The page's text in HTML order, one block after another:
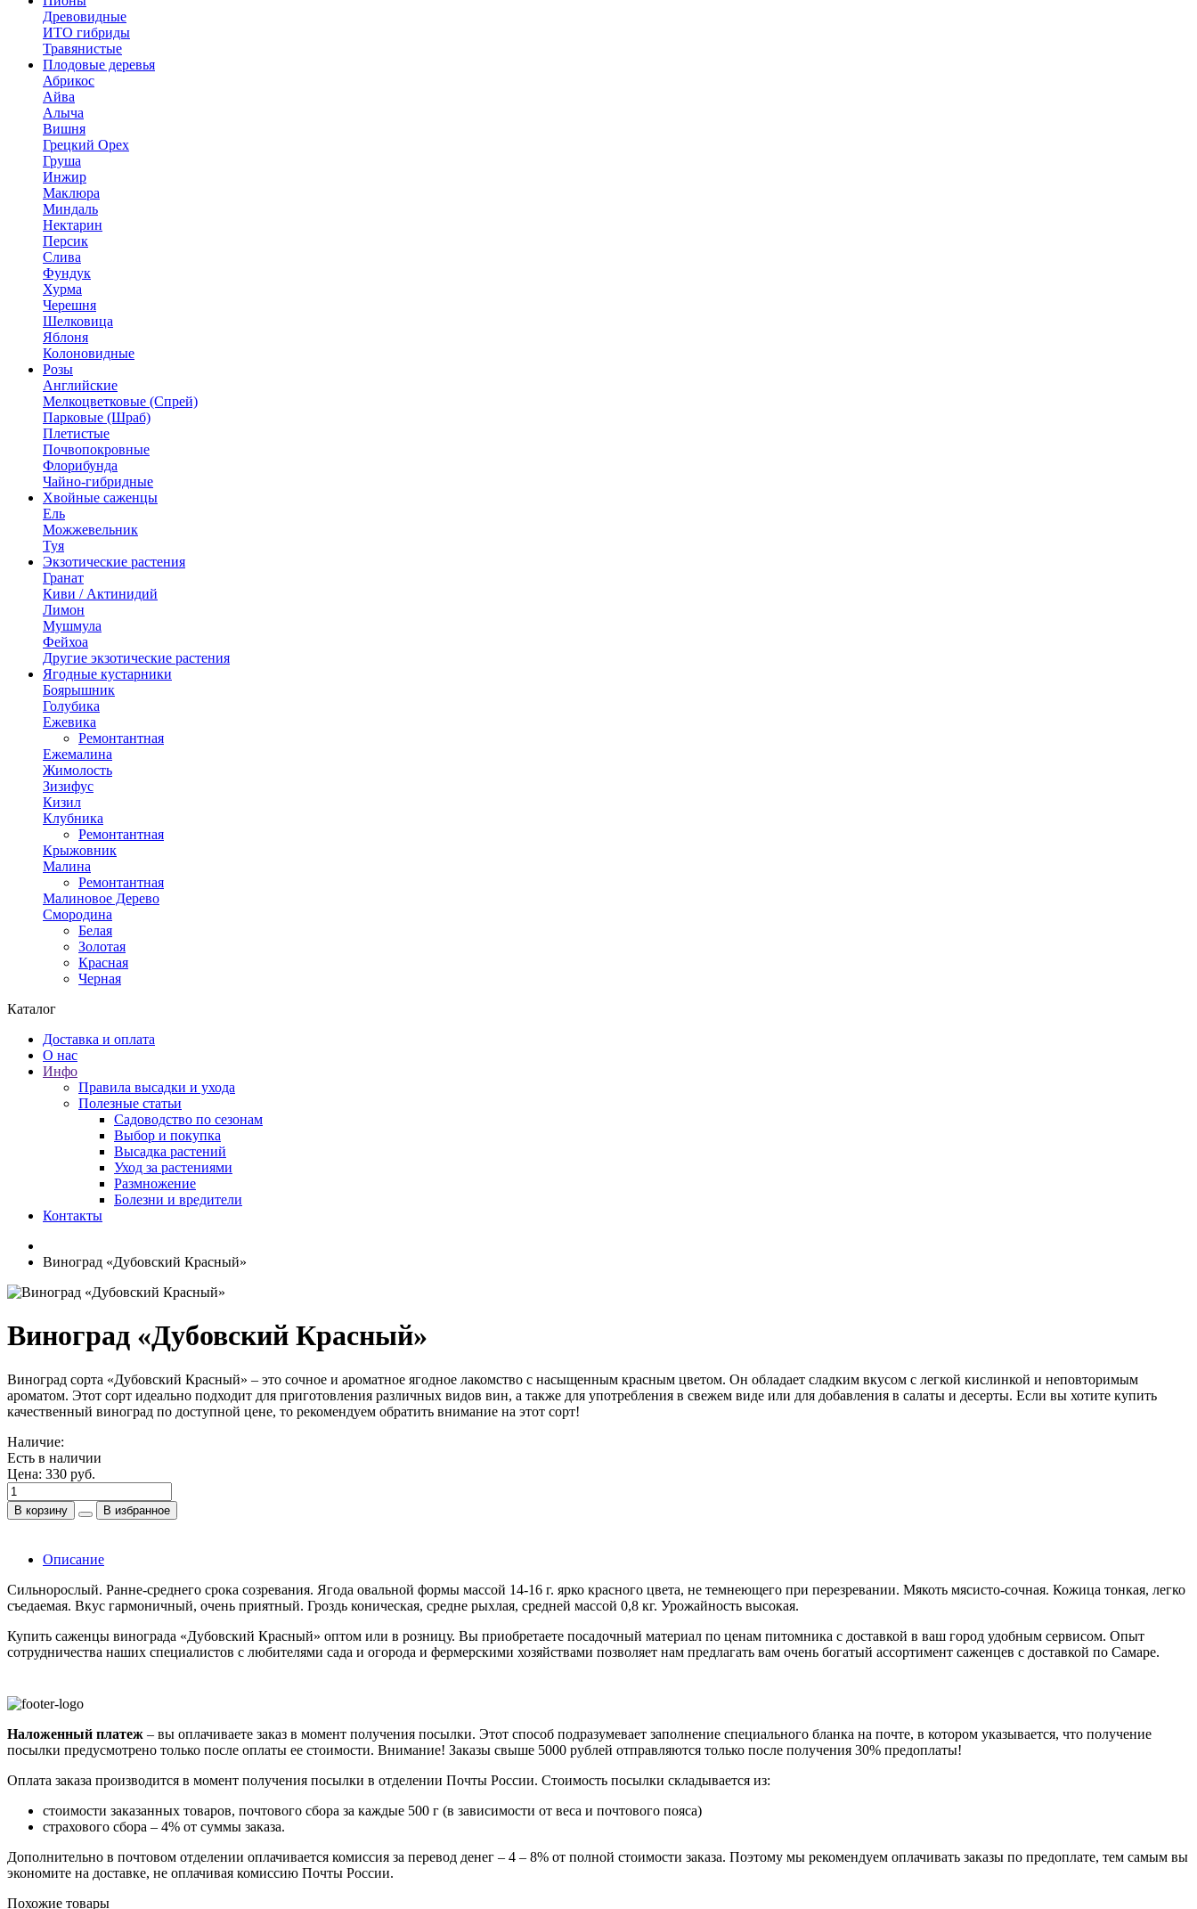
Древовидные
ИТО гибриды
Травянистые
Плодовые деревья
Абрикос
Айва
Алыча
Вишня
Грецкий Орех
Груша
Инжир
Маклюра
Миндаль
Нектарин
Персик
Слива
Фундук
Хурма
Черешня
Шелковица
Яблоня
Колоновидные
Розы
Английские
Мелкоцветковые (Спрей)
Парковые (Шраб)
Плетистые
Почвопокровные
Флорибунда
Чайно-гибридные
Хвойные саженцы
Ель
Можжевельник
Туя
Экзотические растения
Гранат
Киви / Актинидий
Лимон
Мушмула
Фейхоа
Другие экзотические растения
Ягодные кустарники
Боярышник
Голубика
Ежевика
Ремонтантная
Ежемалина
Жимолость
Зизифус
Кизил
Клубника
Ремонтантная
Крыжовник
Малина
Ремонтантная
Малиновое Дерево
Смородина
Белая
Золотая
Красная
Черная
Каталог
Доставка и оплата
О нас
Инфо
Правила высадки и ухода
Полезные статьи
Садоводство по сезонам
Выбор и покупка
Высадка растений
Уход за растениями
Размножение
Болезни и вредители
Контакты
Виноград «Дубовский Красный»
Виноград «Дубовский Красный»
Виноград сорта «Дубовский Красный» – это сочное и ароматное ягодное лакомство с насыщенным красным цветом. Он обладает сладким вкусом с легкой кислинкой и неповторимым
ароматом. Этот сорт идеально подходит для приготовления различных видов вин, а также для употребления в свежем виде или для добавления в салаты и десерты. Если вы хотите купить
качественный виноград по доступной цене, то рекомендуем обратить внимание на этот сорт!
Наличие:
Есть в наличии
Цена: 330 руб.
В корзину В избранное
Описание
Сильнорослый. Ранне-среднего срока созревания. Ягода овальной формы массой 14-16 г. ярко красного цвета, не темнеющего при перезревании. Мякоть мясисто-сочная. Кожица тонкая, легко
съедаемая. Вкус гармоничный, очень приятный. Гроздь коническая, средне рыхлая, средней массой 0,8 кг. Урожайность высокая.
Купить саженцы винограда «Дубовский Красный» оптом или в розницу. Вы приобретаете посадочный материал по ценам питомника с доставкой в ваш город удобным сервисом. Опыт
сотрудничества наших специалистов с любителями сада и огорода и фермерскими хозяйствами позволяет нам предлагать вам очень богатый ассортимент саженцев с доставкой по Самаре.
Наложенный платеж – вы оплачиваете заказ в момент получения посылки. Этот способ подразумевает заполнение специального бланка на почте, в котором указывается, что получение
посылки предусмотрено только после оплаты ее стоимости. Внимание! Заказы свыше 5000 рублей отправляются только после получения 30% предоплаты!
Оплата заказа производится в момент получения посылки в отделении Почты России. Стоимость посылки складывается из:
стоимости заказанных товаров, почтового сбора за каждые 500 г (в зависимости от веса и почтового пояса)
страхового сбора – 4% от суммы заказа.
Дополнительно в почтовом отделении оплачивается комиссия за перевод денег – 4 – 8% от полной стоимости заказа. Поэтому мы рекомендуем оплачивать заказы по предоплате, тем самым вы
экономите на доставке, не оплачивая комиссию Почты России.
Похожие товары